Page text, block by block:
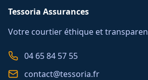
Tessoria Assurances
Votre courtier éthique et
04 65 84 57 55
contact@tessoria.fr